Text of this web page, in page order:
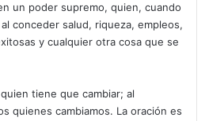
un poder supremo, quien, cuando
conceder salud, riqueza, empleos,
y cualquier otra cosa que se
tiene que cambiar; al
quienes cambiamos. La oración es